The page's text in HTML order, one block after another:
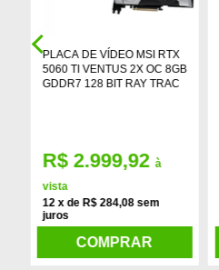
PLACA DE VÍDEO MSI RTX
5060 TI VENTUS 2X OC 8GB
GDDR7 128 BIT RAY TRAC
R$ 2.999,92à
vista
12 x de R$ 284,08 sem
juros
COMPRAR